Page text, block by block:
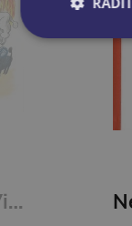
Es gribu sunīti. Vienalga kādu